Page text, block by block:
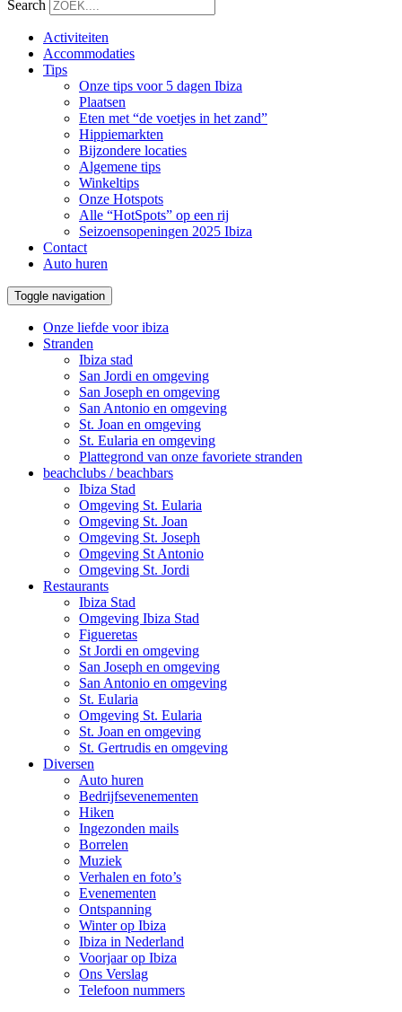
Search
Activiteiten
Accommodaties
Tips
Onze tips voor 5 dagen Ibiza
Plaatsen
Eten met “de voetjes in het zand”
Hippiemarkten
Bijzondere locaties
Algemene tips
Winkeltips
Onze Hotspots
Alle “HotSpots” op een rij
Seizoensopeningen 2025 Ibiza
Contact
Auto huren
Toggle navigation
Onze liefde voor ibiza
Stranden
Ibiza stad
San Jordi en omgeving
San Joseph en omgeving
San Antonio en omgeving
St. Joan en omgeving
St. Eularia en omgeving
Plattegrond van onze favoriete stranden
beachclubs / beachbars
Ibiza Stad
Omgeving St. Eularia
Omgeving St. Joan
Omgeving St. Joseph
Omgeving St Antonio
Omgeving St. Jordi
Restaurants
Ibiza Stad
Omgeving Ibiza Stad
Figueretas
St Jordi en omgeving
San Joseph en omgeving
San Antonio en omgeving
St. Eularia
Omgeving St. Eularia
St. Joan en omgeving
St. Gertrudis en omgeving
Diversen
Auto huren
Bedrijfsevenementen
Hiken
Ingezonden mails
Borrelen
Muziek
Verhalen en foto’s
Evenementen
Ontspanning
Winter op Ibiza
Ibiza in Nederland
Voorjaar op Ibiza
Ons Verslag
Telefoon nummers